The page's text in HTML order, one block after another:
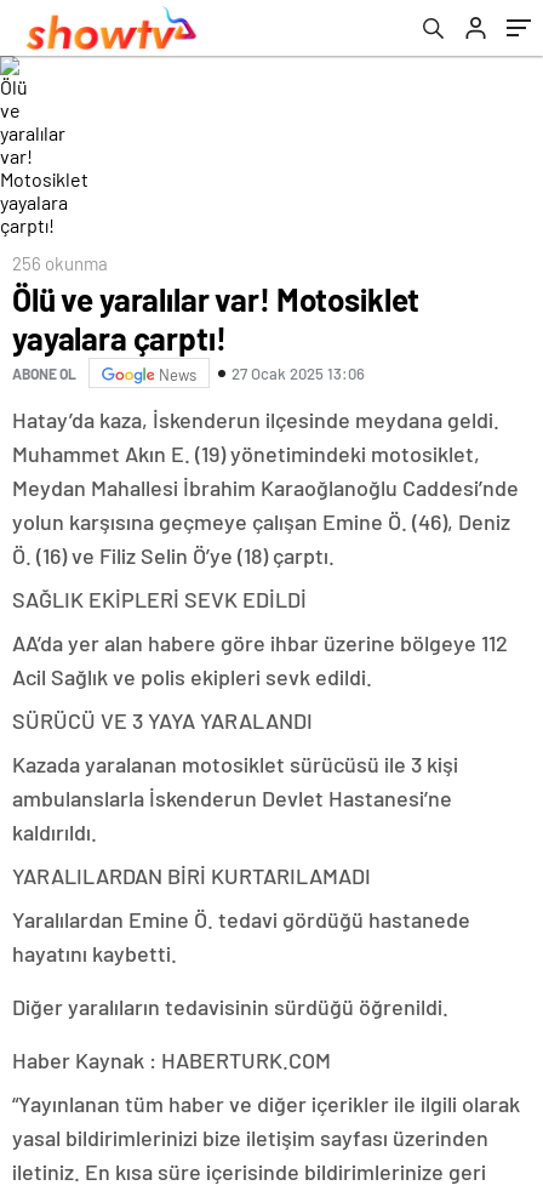
256 okunma
Ölü ve yaralılar var! Motosiklet
yayalara çarptı!
ABONE OL News 27 Ocak 2025 13:06
Hatay’da kaza, İskenderun ilçesinde meydana geldi.
Muhammet Akın E. (19) yönetimindeki motosiklet,
Meydan Mahallesi İbrahim Karaoğlanoğlu Caddesi’nde
yolun karşısına geçmeye çalışan Emine Ö. (46), Deniz
Ö. (16) ve Filiz Selin Ö’ye (18) çarptı.
SAĞLIK EKİPLERİ SEVK EDİLDİ
AA’da yer alan habere göre ihbar üzerine bölgeye 112
Acil Sağlık ve polis ekipleri sevk edildi.
SÜRÜCÜ VE 3 YAYA YARALANDI
Kazada yaralanan motosiklet sürücüsü ile 3 kişi
ambulanslarla İskenderun Devlet Hastanesi’ne
kaldırıldı.
YARALILARDAN BİRİ KURTARILAMADI
Yaralılardan Emine Ö. tedavi gördüğü hastanede
hayatını kaybetti.
Diğer yaralıların tedavisinin sürdüğü öğrenildi.
Haber Kaynak : HABERTURK.COM
“Yayınlanan tüm haber ve diğer içerikler ile ilgili olarak
yasal bildirimlerinizi bize iletişim sayfası üzerinden
iletiniz. En kısa süre içerisinde bildirimlerinize geri